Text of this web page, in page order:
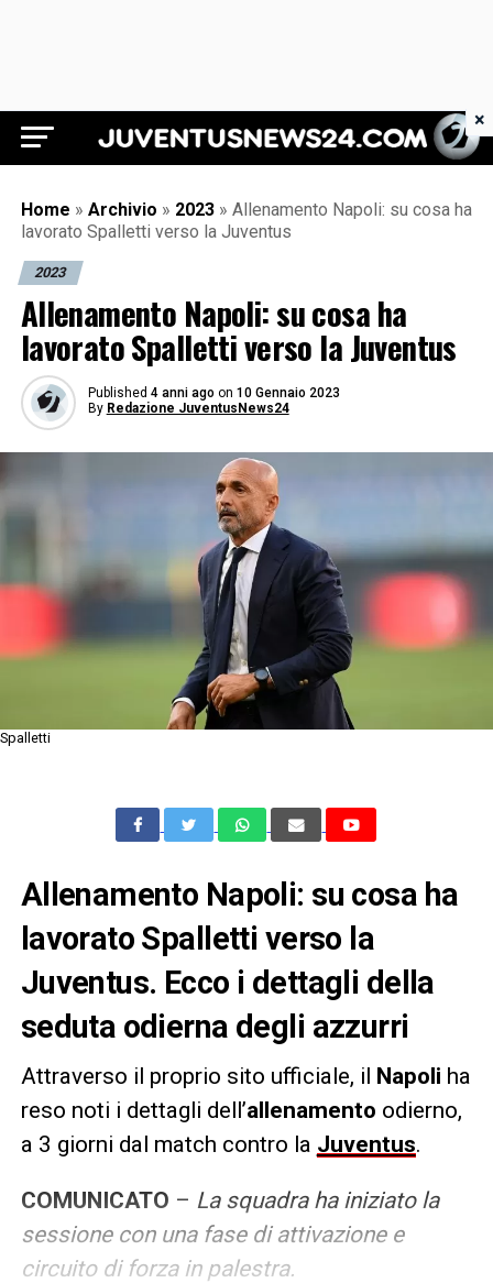
Juventus News 24
Home » Archivio » 2023 » Allenamento Napoli: su cosa ha
lavorato Spalletti verso la Juventus
2023
Allenamento Napoli: su cosa ha
lavorato Spalletti verso la Juventus
Published 4 anni ago on 10 Gennaio 2023
By Redazione JuventusNews24
Spalletti
Allenamento Napoli: su cosa ha
lavorato Spalletti verso la
Juventus. Ecco i dettagli della
seduta odierna degli azzurri
Attraverso il proprio sito ufficiale, il Napoli ha
reso noti i dettagli dell’allenamento odierno,
a 3 giorni dal match contro la Juventus.
COMUNICATO – La squadra ha iniziato la
sessione con una fase di attivazione e
circuito di forza in palestra.
×